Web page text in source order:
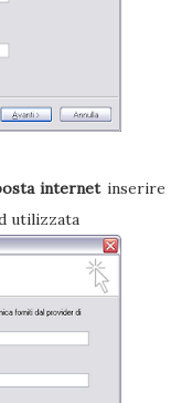
internetinserire
utilizzata